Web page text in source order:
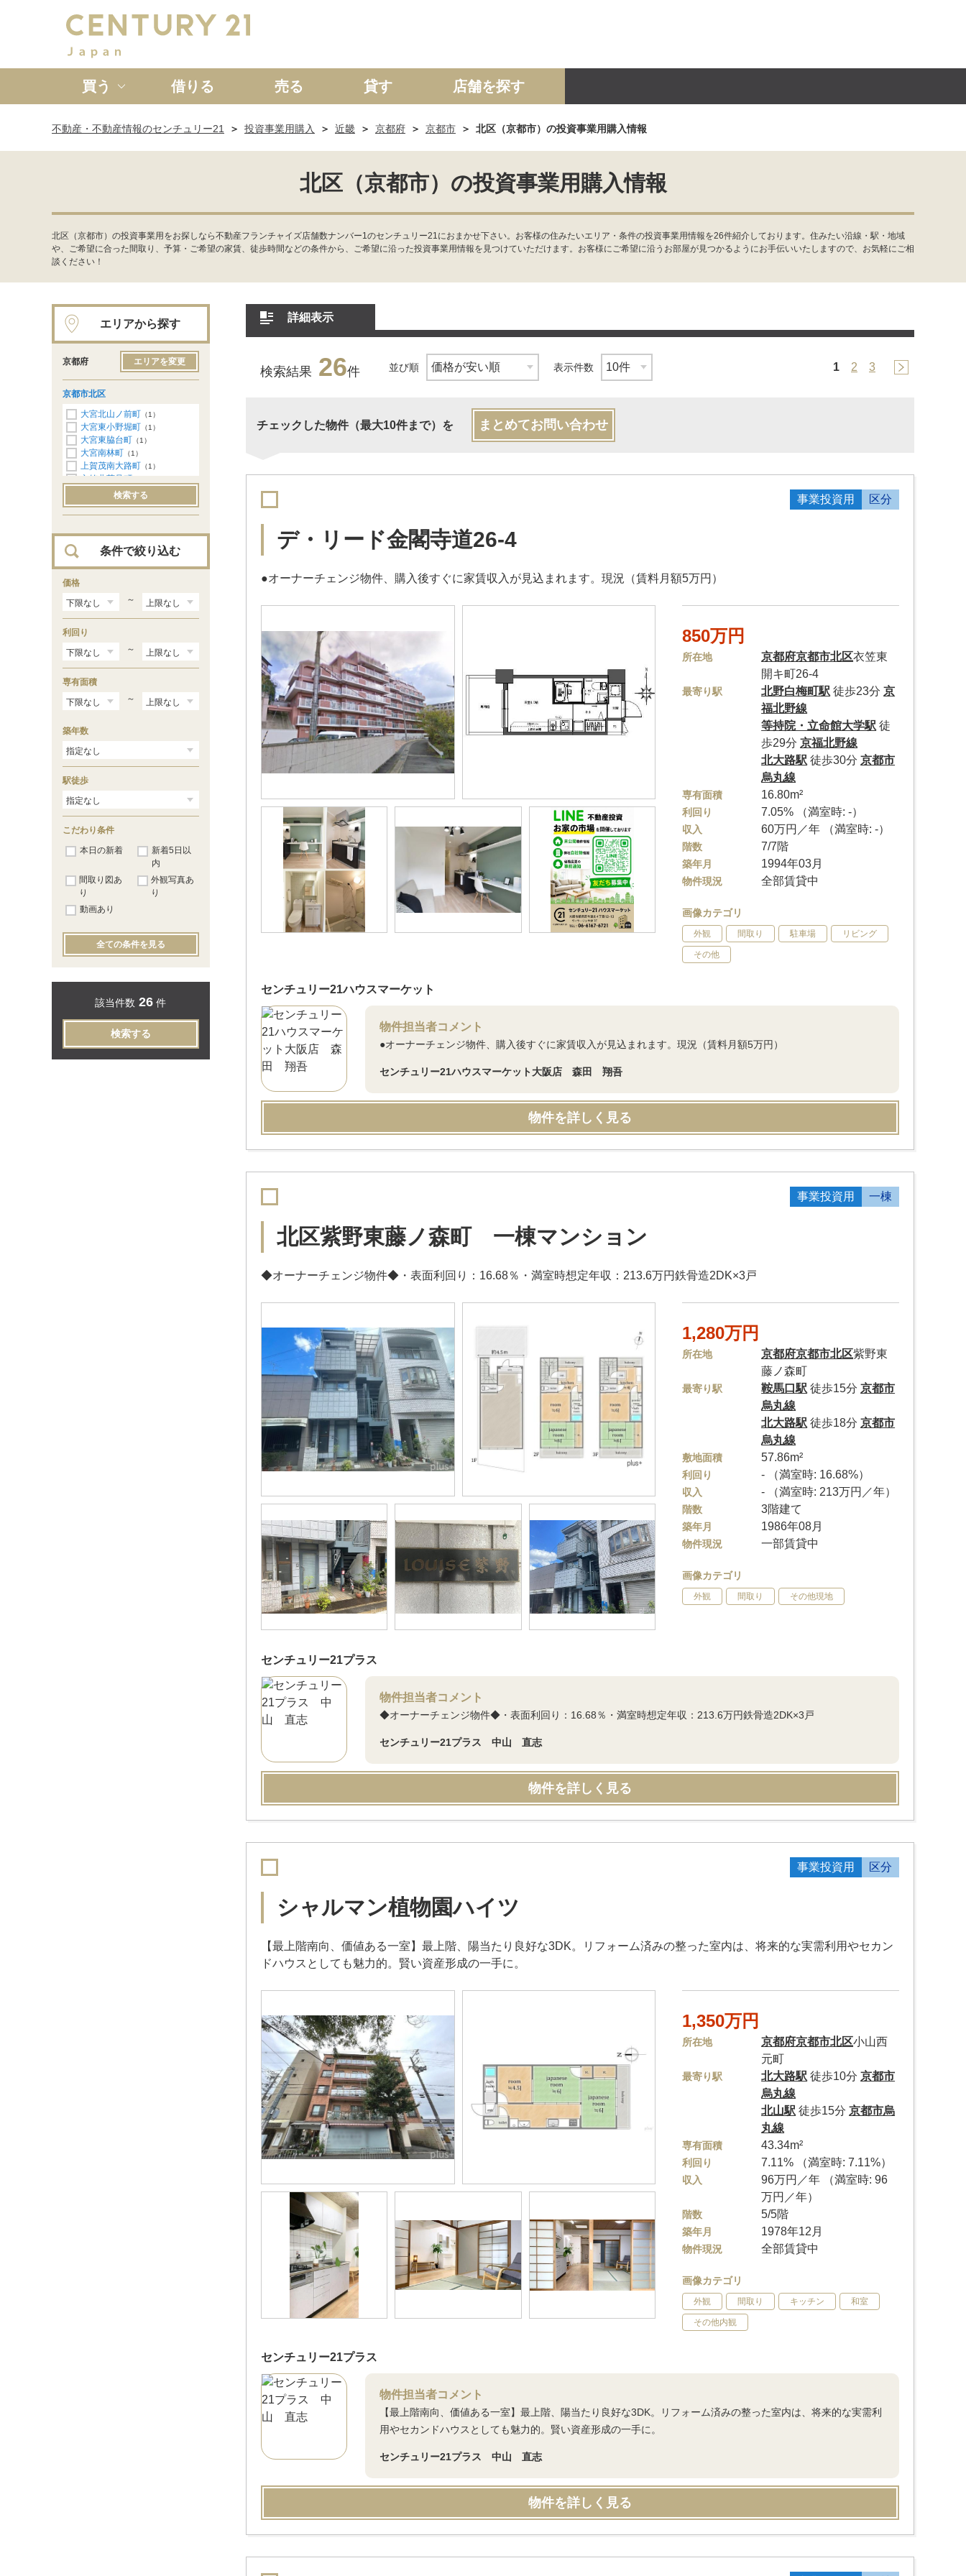
買う
新築一戸建て 中古一戸建て マンション 土地 事業投資用
借りる 売る 貸す 店舗を探す
不動産・不動産情報のセンチュリー21 投資事業用購入 近畿 京都府 京都市 北区（京都市）の投資事業用購入情報
北区（京都市）の投資事業用購入情報
北区（京都市）の投資事業用をお探しなら不動産フランチャイズ店舗数ナンバー1のセンチュリー21におまかせ下さい。お客様の住みたいエリア・条件の投資事業用情報を26件紹介しております。住みたい沿線・駅・地域
や、ご希望に合った間取り、予算・ご希望の家賃、徒歩時間などの条件から、ご希望に沿った投資事業用情報を見つけていただけます。お客様にご希望に沿うお部屋が見つかるようにお手伝いいたしますので、お気軽にご相
談ください！
詳細表示
検索結果 26件 並び順 表示件数 1 2 3
チェックした物件（最大10件まで）を まとめてお問い合わせ
事業投資用 区分
デ・リード金閣寺道26-4
●オーナーチェンジ物件、購入後すぐに家賃収入が見込まれます。現況（賃料月額5万円）
850万円
所在地 京都府京都市北区衣笠東
開キ町26-4
最寄り駅 北野白梅町駅 徒歩23分京
福北野線
等持院・立命館大学駅 徒
歩29分京福北野線
北大路駅 徒歩30分京都市
烏丸線
専有面積 16.80m²
利回り 7.05% （満室時: -）
収入 60万円／年 （満室時: -）
階数 7/7階
築年月 1994年03月
物件現況 全部賃貸中
画像カテゴリ
外観 間取り 駐車場 リビング
その他
センチュリー21ハウスマーケット
物件担当者コメント
●オーナーチェンジ物件、購入後すぐに家賃収入が見込まれます。現況（賃料月額5万円）
センチュリー21ハウスマーケット大阪店 森田 翔吾
物件を詳しく見る
事業投資用 一棟
北区紫野東藤ノ森町 一棟マンション
◆オーナーチェンジ物件◆・表面利回り：16.68％・満室時想定年収：213.6万円鉄骨造2DK×3戸
1,280万円
所在地 京都府京都市北区紫野東
藤ノ森町
最寄り駅 鞍馬口駅 徒歩15分京都市
烏丸線
北大路駅 徒歩18分京都市
烏丸線
敷地面積 57.86m²
利回り - （満室時: 16.68%）
収入 - （満室時: 213万円／年）
階数 3階建て
築年月 1986年08月
物件現況 一部賃貸中
画像カテゴリ
外観 間取り その他現地
センチュリー21プラス
物件担当者コメント
◆オーナーチェンジ物件◆・表面利回り：16.68％・満室時想定年収：213.6万円鉄骨造2DK×3戸
センチュリー21プラス 中山 直志
物件を詳しく見る
事業投資用 区分
シャルマン植物園ハイツ
【最上階南向、価値ある一室】最上階、陽当たり良好な3DK。リフォーム済みの整った室内は、将来的な実需利用やセカン
ドハウスとしても魅力的。賢い資産形成の一手に。
1,350万円
所在地 京都府京都市北区小山西
元町
最寄り駅 北大路駅 徒歩10分京都市
烏丸線
北山駅 徒歩15分京都市烏
丸線
専有面積 43.34m²
利回り 7.11% （満室時: 7.11%）
収入
96万円／年 （満室時: 96
万円／年）
階数 5/5階
築年月 1978年12月
物件現況 全部賃貸中
画像カテゴリ
外観 間取り キッチン 和室
その他内観
センチュリー21プラス
物件担当者コメント
【最上階南向、価値ある一室】最上階、陽当たり良好な3DK。リフォーム済みの整った室内は、将来的な実需利
用やセカンドハウスとしても魅力的。賢い資産形成の一手に。
センチュリー21プラス 中山 直志
物件を詳しく見る
エリアから探す
京都府 エリアを変更
京都市北区
大宮北山ノ前町 （1）
大宮東小野堀町 （1）
大宮東脇台町 （1）
大宮南林町 （1）
上賀茂南大路町 （1）
衣笠北荒見町
衣笠東御所ノ内町
衣笠東開キ町（1）
小山北上総町（1）
小山東元町 （1）
紫竹牛若町 （1）
紫竹栗栖町（1）
大将軍一条町 （1）
平野鳥居前町 （2）
平野宮西町（1）
紫野雲林院町
紫野上築山町 （1）
紫野十二坊町 （1）
紫野西藤ノ森町
紫野東藤ノ森町 （1）
紫野宮東町
検索する
条件で絞り込む
価格
～
利回り
～
専有面積
～
築年数
駅徒歩
こだわり条件
本日の新着
新着5日以
内
間取り図あ
り
外観写真あ
り
動画あり
全ての条件を見る
該当件数 26 件
検索する